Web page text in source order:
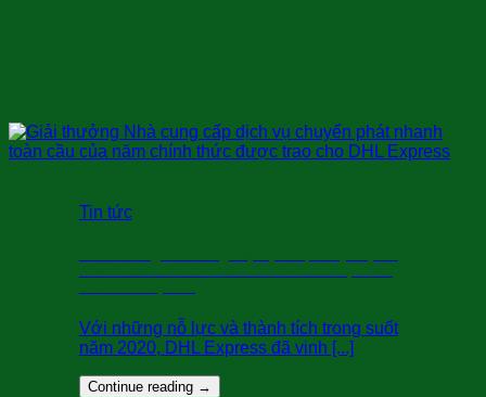
Tin tức
Với những nỗ lực và thành tích trong suốt
năm 2020, DHL Express đã vinh [...]
Continue reading →